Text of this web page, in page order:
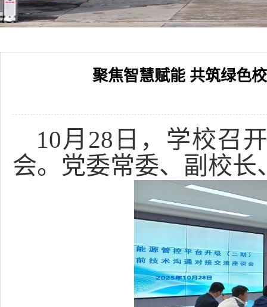
聚焦智慧赋能 共筑绿色
10月28日，学校召
会。党委常委、副校